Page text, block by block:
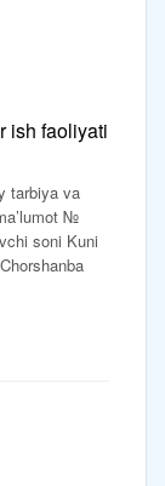
ish faoliyati
tarbiya va
№
soni Kuni